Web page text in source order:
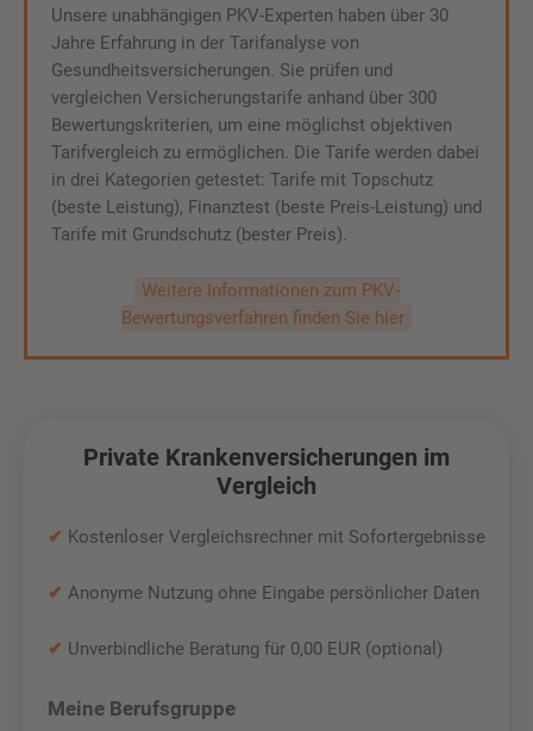
Unsere unabhängigen PKV-Experten haben über 30
Jahre Erfahrung in der Tarifanalyse von
Gesundheitsversicherungen. Sie prüfen und
vergleichen Versicherungstarife anhand über 300
Bewertungskriterien, um eine möglichst objektiven
Tarifvergleich zu ermöglichen. Die Tarife werden dabei
in drei Kategorien getestet: Tarife mit Topschutz
(beste Leistung), Finanztest (beste Preis-Leistung) und
Tarife mit Grundschutz (bester Preis).
Weitere Informationen zum PKV-
Bewertungsverfahren finden Sie hier
Private Krankenversicherungen im
Vergleich
✔ Kostenloser Vergleichsrechner mit Sofortergebnisse
✔ Anonyme Nutzung ohne Eingabe persönlicher Daten
✔ Unverbindliche Beratung für 0,00 EUR (optional)
Meine Berufsgruppe